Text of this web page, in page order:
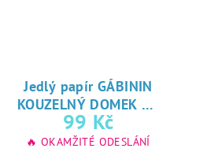
Jedlý papír GÁBININ
KOUZELNÝ DOMEK ★
oblíbený tisk na
jedlý papír
99 Kč
🔥 OKAMŽITÉ ODESLÁNÍ